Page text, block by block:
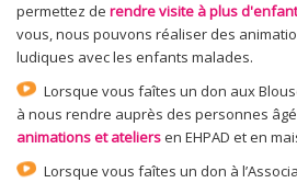
permettez de rendre visite à plus
vous, nous pouvons réaliser des
ludiques avec les enfants malades.
Lorsque vous faîtes un don aux
à nous rendre auprès des personnes
animations et ateliersen EHPAD et en
Lorsque vous faîtes un don à